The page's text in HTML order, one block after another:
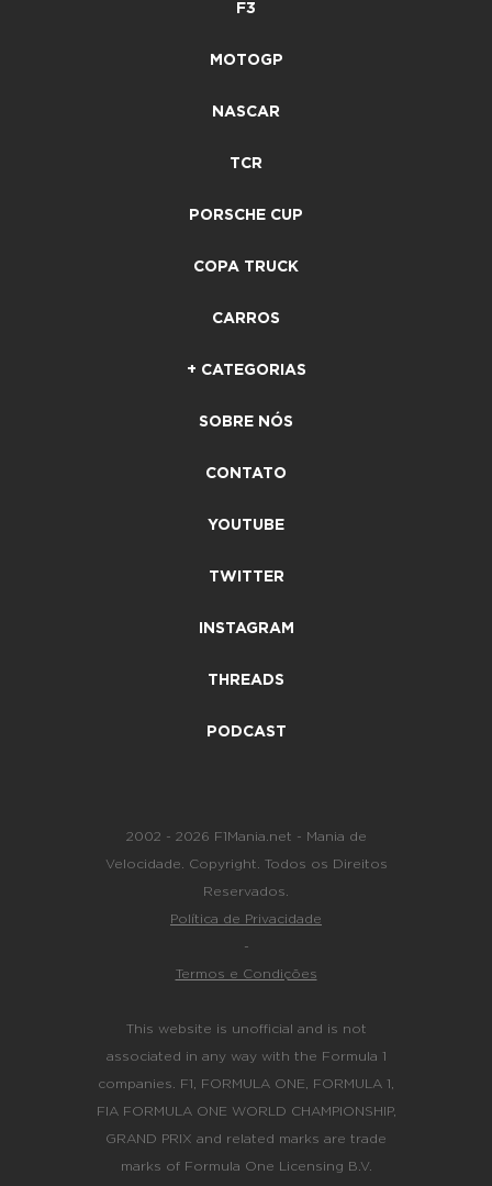
F3
MOTOGP
NASCAR
TCR
PORSCHE CUP
COPA TRUCK
CARROS
+ CATEGORIAS
SOBRE NÓS
CONTATO
YOUTUBE
TWITTER
INSTAGRAM
THREADS
PODCAST
2002 - 2026 F1Mania.net - Mania de
Velocidade. Copyright. Todos os Direitos
Reservados.
Política de Privacidade
-
Termos e Condições
This website is unofficial and is not
associated in any way with the Formula 1
companies. F1, FORMULA ONE, FORMULA 1,
FIA FORMULA ONE WORLD CHAMPIONSHIP,
GRAND PRIX and related marks are trade
marks of Formula One Licensing B.V.